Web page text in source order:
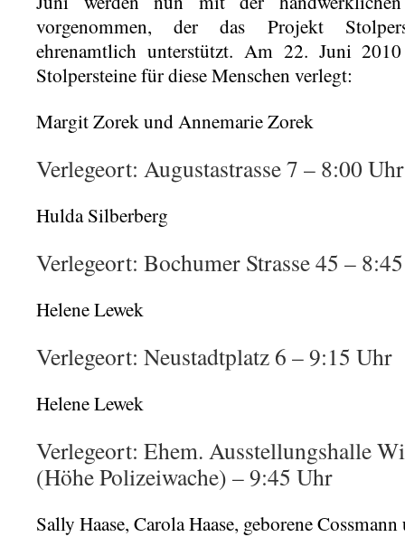
vorgenommen, der das Projekt
ehrenamtlich unterstützt. Am 22. Juni
Stolpersteine für diese Menschen verlegt:
Margit Zorek und Annemarie Zorek
Verlegeort: Augustastrasse 7 – 8:00 Uhr
Hulda Silberberg
Verlegeort: Bochumer Strasse 45 –
Helene Lewek
Verlegeort: Neustadtplatz 6 – 9:15 Uhr
Helene Lewek
Verlegeort: Ehem. Ausstellungshalle
(Höhe Polizeiwache) – 9:45 Uhr
Sally Haase, Carola Haase, geborene